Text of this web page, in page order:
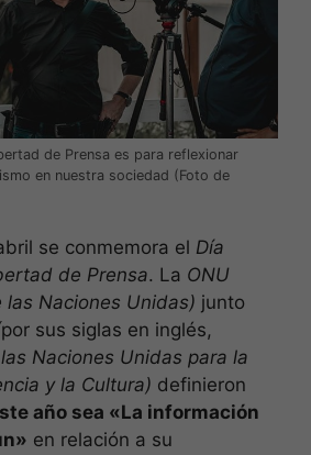
de Prensa es para reflexionar
en nuestra sociedad (Foto de
se conmemora el Día
de Prensa. La ONU
las Naciones Unidas) junto
por sus siglas en inglés,
Naciones Unidas para la
y la Cultura) definieron
año sea «La información
en relación a su